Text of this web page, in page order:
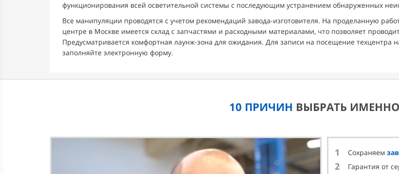
функционирования всей осветительной системы с последующим устранением обнаруженных
Все манипуляции проводятся с учетом рекомендаций завода-изготовителя. На проделанную
центре в Москве имеется склад с запчастями и расходными материалами, что позволяет
Предусматривается комфортная лаунж-зона для ожидания. Для записи на посещение техцентра
заполняйте электронную форму.
10 ПРИЧИН ВЫБРАТЬ
1 Сохраняем
2 Гарантия от